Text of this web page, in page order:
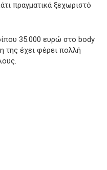
πραγματικά ξεχωριστό
35.000 ευρώ στο body
της έχει φέρει πολλή